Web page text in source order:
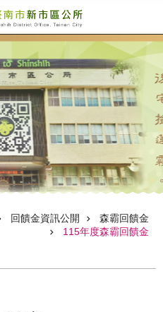
回饋金資訊公開
森霸回饋金
115年度森霸回饋金